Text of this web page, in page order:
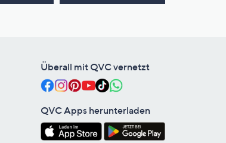
Überall mit QVC vernetzt
QVC Apps herunterladen